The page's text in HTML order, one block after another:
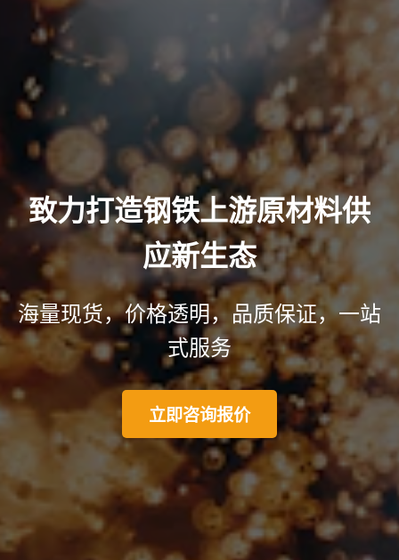
致力打造钢铁上游原材料供
应新生态
海量现货，价格透明，品质保证，一站
式服务
立即咨询报价